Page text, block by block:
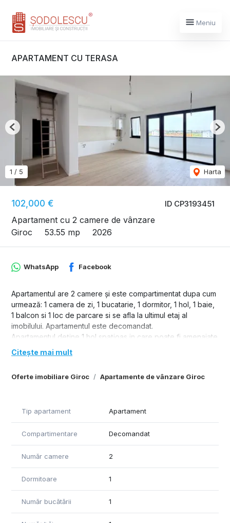
Meniu
APARTAMENT CU TERASA
ID CP3193451
102,000 €
Apartament cu 2 camere de vânzare
Giroc
53.55 mp 2026
1 / 5 Harta
Previous
Oferte imobiliare Giroc Apartamente de vânzare Giroc
WhatsApp Facebook
Apartamentul are 2 camere și este compartimentat dupa cum
urmează: 1 camera de zi, 1 bucatarie, 1 dormitor, 1 hol, 1 baie,
1 balcon si 1 loc de parcare si se afla la ultimul etaj al
imobilului. Apartamentul este decomandat.
Apartamentul deține 1 hol spațioas in care poate fi amenajate
un dressing / spațiu de depozitare generos.
Bucataria poate fi închisă sau “open space”.
suprateran.
Citește mai mult
Tip apartament Apartament
Compartimentare Decomandat
Număr camere 2
Dormitoare 1
Număr bucătării 1